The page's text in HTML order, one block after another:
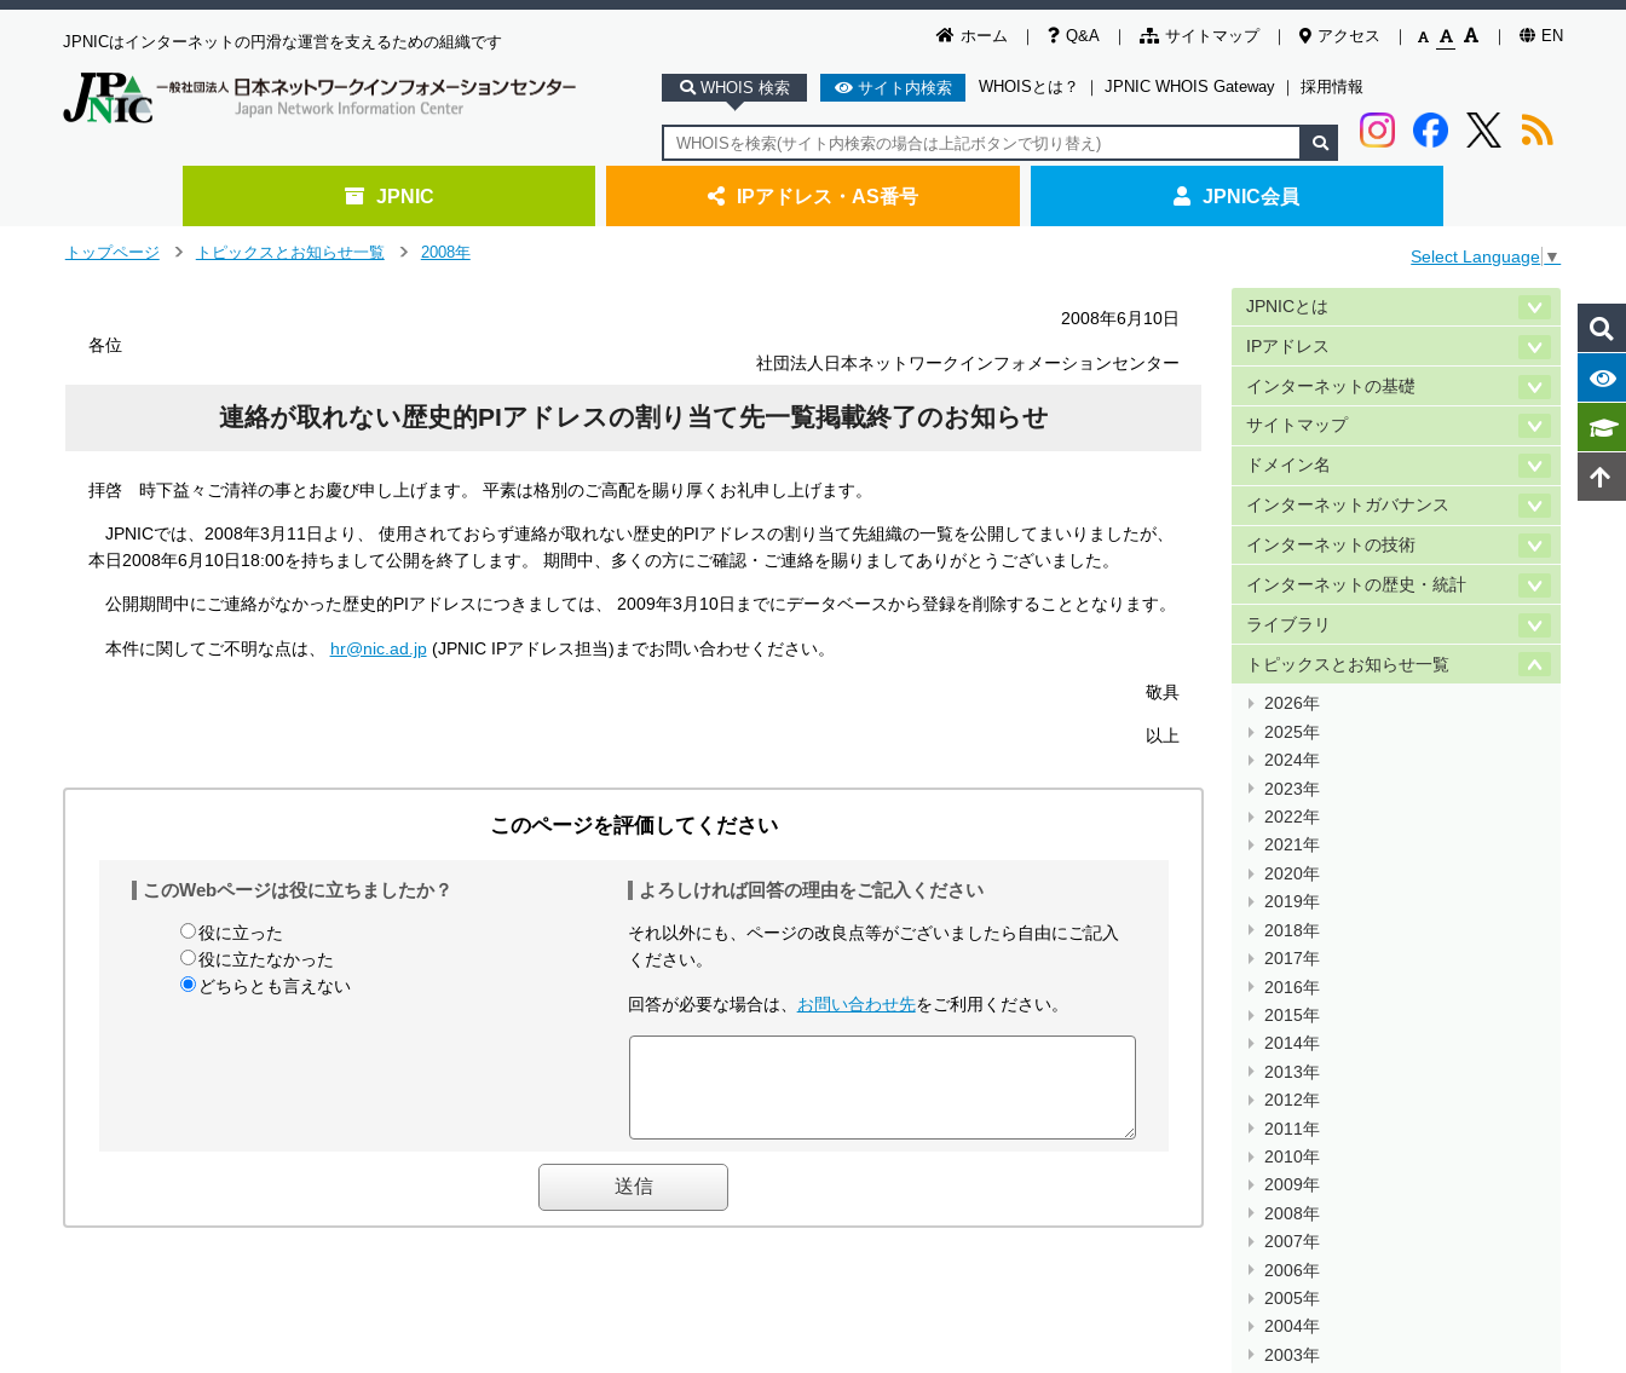
ホーム Q&A サイトマップ アクセス EN
JPNICはインターネットの円滑な運営を支えるための組織です
WHOIS 検索 サイト内検索 WHOISとは？ ｜ JPNIC WHOIS Gateway ｜ 採用情報
JPNIC IPアドレス・AS番号 JPNIC会員
トップページ
トピックスとお知らせ一覧
2008年 Select Language ▼
2008年6月10日
各位
社団法人日本ネットワークインフォメーションセンター
連絡が取れない歴史的PIアドレスの割り当て先一覧掲載終了のお知らせ
拝啓 時下益々ご清祥の事とお慶び申し上げます。 平素は格別のご高配を賜り厚くお礼申し上げます。
JPNICでは、2008年3月11日より、 使用されておらず連絡が取れない歴史的PIアドレスの割り当て先組織の一覧を公開してまいりましたが、
本日2008年6月10日18:00を持ちまして公開を終了します。 期間中、多くの方にご確認・ご連絡を賜りましてありがとうございました。
公開期間中にご連絡がなかった歴史的PIアドレスにつきましては、 2009年3月10日までにデータベースから登録を削除することとなります。
本件に関してご不明な点は、 hr@nic.ad.jp(JPNIC IPアドレス担当)までお問い合わせください。
敬具
以上
JPNICとは
IPアドレス
インターネットの基礎
サイトマップ
ドメイン名
インターネットガバナンス
インターネットの技術
インターネットの歴史・統計
ライブラリ
トピックスとお知らせ一覧
2026年
2025年
2024年
2023年
2022年
2021年
2020年
2019年
2018年
2017年
2016年
2015年
2014年
2013年
2012年
2011年
2010年
2009年
2008年
2007年
2006年
2005年
2004年
2003年
このページを評価してください
このWebページは役に立ちましたか？
役に立った
役に立たなかった
どちらとも言えない
よろしければ回答の理由をご記入ください
それ以外にも、ページの改良点等がございましたら自由にご記入
ください。
回答が必要な場合は、 お問い合わせ先をご利用ください。